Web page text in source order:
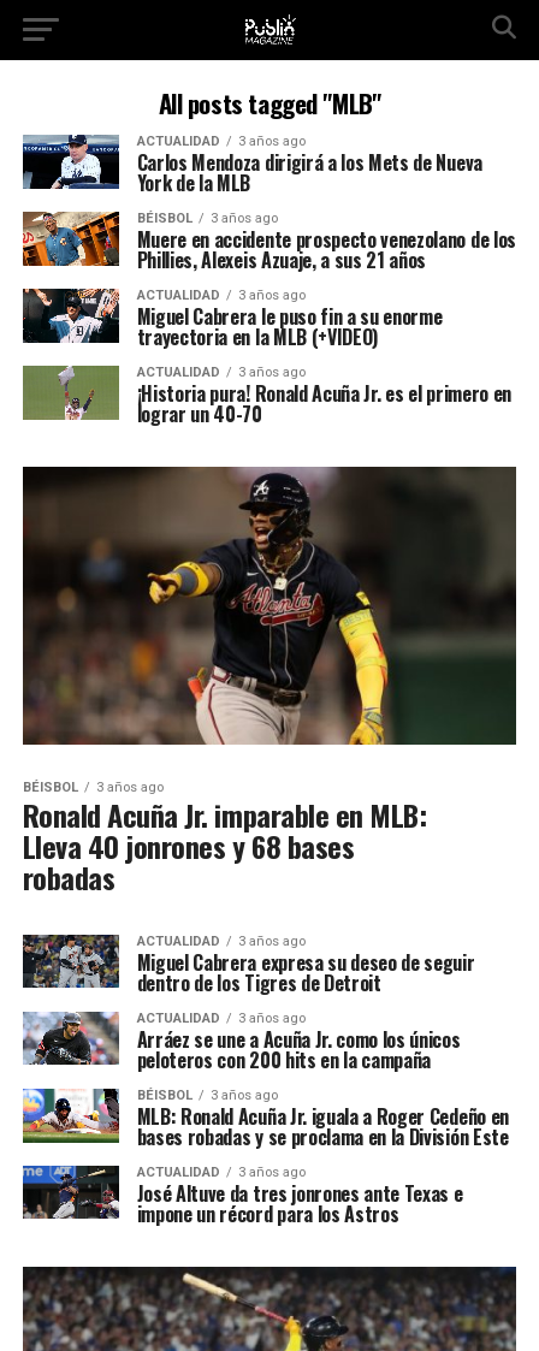
All posts tagged "MLB"
ACTUALIDAD 3 años ago
Carlos Mendoza dirigirá a los Mets de Nueva
York de la MLB
BÉISBOL 3 años ago
Muere en accidente prospecto venezolano de los
Phillies, Alexeis Azuaje, a sus 21 años
ACTUALIDAD 3 años ago
Miguel Cabrera le puso fin a su enorme
trayectoria en la MLB (+VIDEO)
ACTUALIDAD 3 años ago
¡Historia pura! Ronald Acuña Jr. es el primero en
lograr un 40-70
BÉISBOL 3 años ago
Ronald Acuña Jr. imparable en MLB:
Lleva 40 jonrones y 68 bases
robadas
ACTUALIDAD 3 años ago
Miguel Cabrera expresa su deseo de seguir
dentro de los Tigres de Detroit
ACTUALIDAD 3 años ago
Arráez se une a Acuña Jr. como los únicos
peloteros con 200 hits en la campaña
BÉISBOL 3 años ago
MLB: Ronald Acuña Jr. iguala a Roger Cedeño en
bases robadas y se proclama en la División Este
ACTUALIDAD 3 años ago
José Altuve da tres jonrones ante Texas e
impone un récord para los Astros